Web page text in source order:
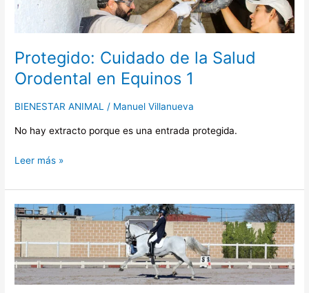
Protegido: Cuidado de la Salud
Orodental en Equinos 1
BIENESTAR ANIMAL / Manuel Villanueva
No hay extracto porque es una entrada protegida.
la
en
1
Leer más »
Campeonato
Metropolitano
de
Adiestramiento
2024
Primera